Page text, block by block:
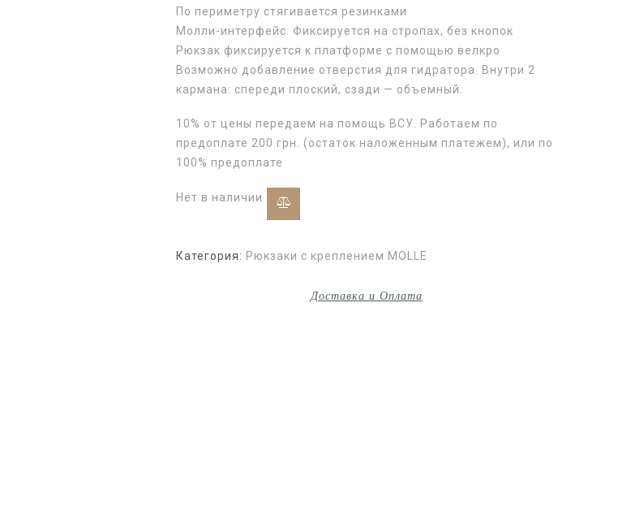
По периметру стягивается резинками
Молли-интерфейс. Фиксируется на стропах, без кнопок
Рюкзак фиксируется к платформе с помощью велкро
Возможно добавление отверстия для гидратора. Внутри 2
кармана: спереди плоский, сзади — объемный.
10% от цены передаем на помощь ВСУ. Работаем по
предоплате 200 грн. (остаток наложенным платежем), или по
100% предоплате
Нет в наличии
Категория: Рюкзаки с креплением MOLLE
Доставка и Оплата